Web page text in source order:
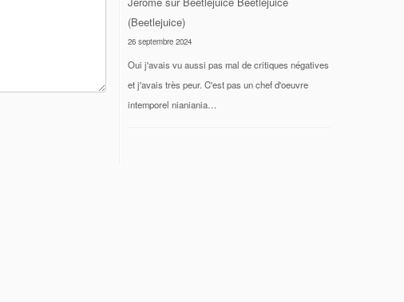
(Beetlejuice)
26 septembre 2024
Oui j'avais vu aussi pas mal de critiques négatives
et j'avais très peur. C'est pas un chef d'oeuvre
intemporel nianiania…